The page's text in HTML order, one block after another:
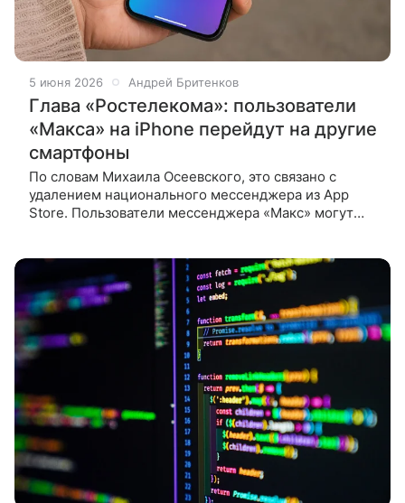
5 июня 2026 Андрей Бритенков
Глава «Ростелекома»: пользователи
«Макса» на iPhone перейдут на другие
смартфоны
По словам Михаила Осеевского, это связано с
удалением национального мессенджера из App
Store. Пользователи мессенджера «Макс» могут